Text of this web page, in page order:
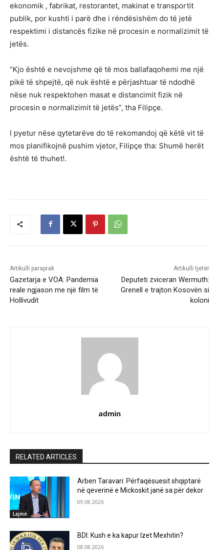
ekonomik , fabrikat, restorantet, makinat e transportit
publik, por kushti i parë dhe i rëndësishëm do të jetë
respektimi i distancës fizike në procesin e normalizimit të
jetës.
“Kjo është e nevojshme që të mos ballafaqohemi me një
pikë të shpejtë, që nuk është e përjashtuar të ndodhë
nëse nuk respektohen masat e distancimit fizik në
procesin e normalizimit të jetës”, tha Filipçe.
I pyetur nëse qytetarëve do të rekomandoj që këtë vit të
mos planifikojnë pushim vjetor, Filipçe tha: Shumë herët
është të thuhet!.
Artikulli paraprak
Gazetarja e VOA: Pandemia
reale ngjason me një film të
Hollivudit
Artikulli tjetër
Deputeti zviceran Wermuth:
Grenell e trajton Kosovën si
koloni
admin
RELATED ARTICLES
Lajme
Arben Taravari: Përfaqësuesit shqiptarë
në qeverinë e Mickoskit janë sa për dekor
09.08.2026
BDI: Kush e ka kapur Izet Mexhitin?
08.08.2026